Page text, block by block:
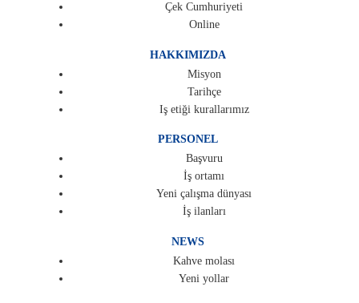
Çek Cumhuriyeti
Online
HAKKIMIZDA
Misyon
Tarihçe
Iş etiği kurallarımız
PERSONEL
Başvuru
İş ortamı
Yeni çalışma dünyası
İş ilanları
NEWS
Kahve molası
Yeni yollar